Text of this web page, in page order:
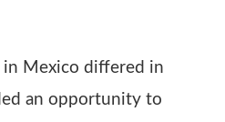
in Mexico differed in
an opportunity to